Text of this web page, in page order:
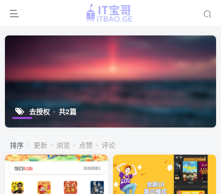
去授权 共2篇
排序 更新 浏览 点赞 评论